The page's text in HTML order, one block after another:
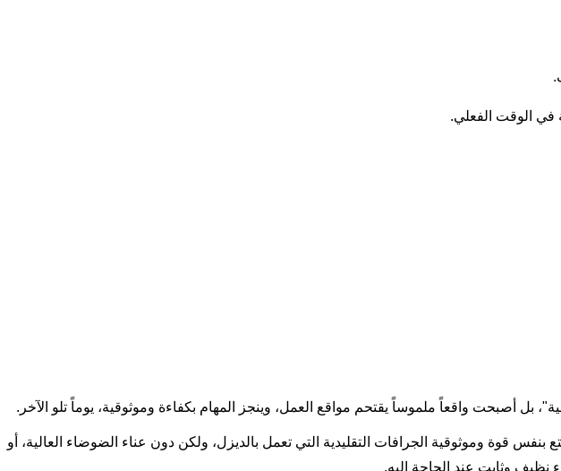
بل أصبحت واقعاً ملموساً يقتحم مواقع العمل، وينجز المهام بكفاءة وموثوقية، يوماً تلو الآخر.
قوة وموثوقية الجرافات التقليدية التي تعمل بالديزل، ولكن دون عناء الضوضاء العالية، أو
نظيف وثابت عند الحاجة إليه.